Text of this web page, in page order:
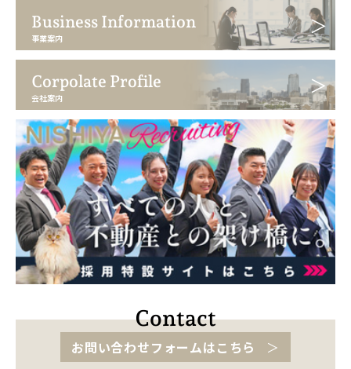
Business Information
事業案内
Corpolate Profile
会社案内
お問い合わせフォームはこちら